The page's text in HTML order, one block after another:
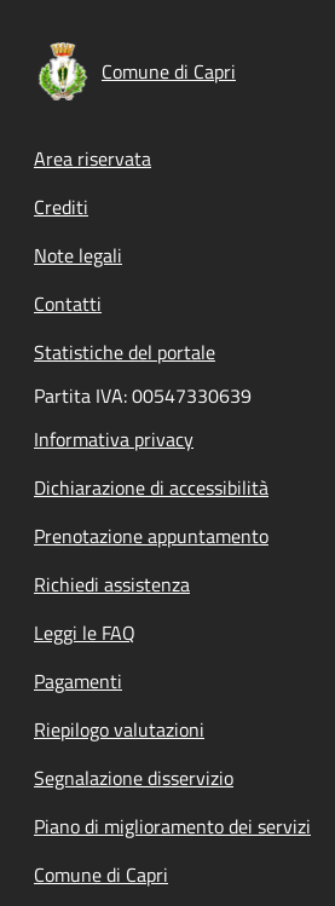
Comune di Capri
Footer menu
Area riservata
Crediti
Note legali
Contatti
Statistiche del portale
Partita IVA: 00547330639
Informativa privacy
Dichiarazione di accessibilità
Prenotazione appuntamento
Richiedi assistenza
Leggi le FAQ
Pagamenti
Riepilogo valutazioni
Segnalazione disservizio
Piano di miglioramento dei servizi
Comune di Capri